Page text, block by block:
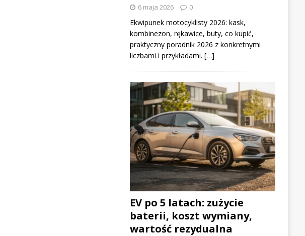
6 maja 2026 0
Ekwipunek motocyklisty 2026: kask,
kombinezon, rękawice, buty, co kupić,
praktyczny poradnik 2026 z konkretnymi
liczbami i przykładami. […]
EV po 5 latach: zużycie
baterii, koszt wymiany,
wartość rezydualna